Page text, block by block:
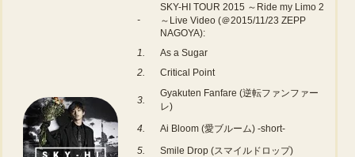
-
SKY-HI TOUR 2015 ～Ride my Limo 2
～Live Video (＠2015/11/23 ZEPP
NAGOYA):
1.
As a Sugar
2.
Critical Point
3.
Gyakuten Fanfare (逆転ファンファー
レ)
4.
Ai Bloom (愛ブルーム) -short-
5.
Smile Drop (スマイルドロップ)